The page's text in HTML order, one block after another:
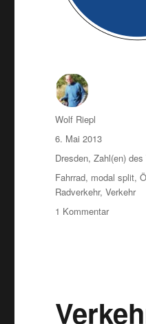
Autor
Wolf Riepl
Veröffentlicht
am
6. Mai 2013
Kategorien
Dresden,Zahl(en) des
Schlagwörter
Fahrrad, modal split,
Radverkehr,Verkehr
1 Kommentarzu
in